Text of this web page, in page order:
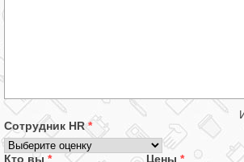
Сотрудник HR*
Кто вы * Цены *